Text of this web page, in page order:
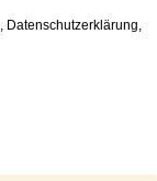
, Datenschutzerklärung,